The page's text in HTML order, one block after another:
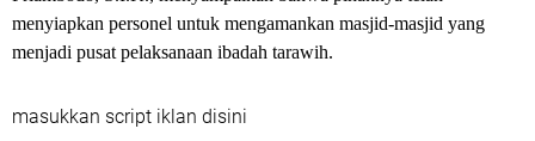
menyiapkan personel untuk mengamankan masjid-masjid yang
menjadi pusat pelaksanaan ibadah tarawih.
masukkan script iklan disini